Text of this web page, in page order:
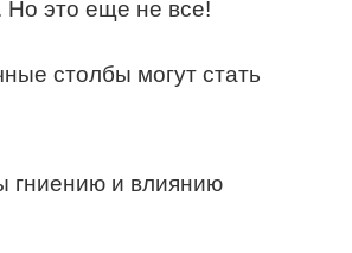
Но это еще не все!
столбы могут стать
гниению и влиянию